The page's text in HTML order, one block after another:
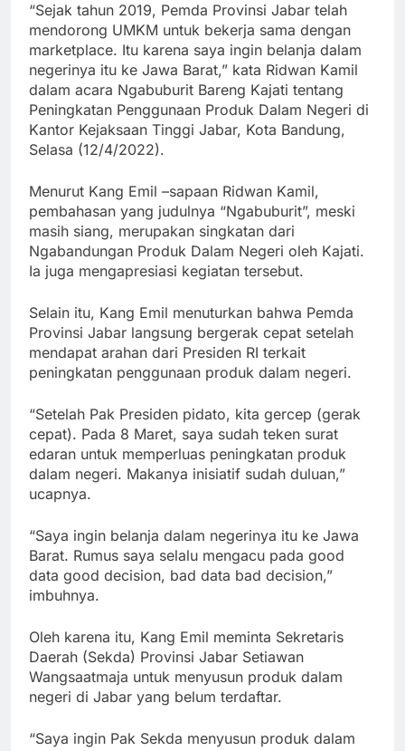
“Sejak tahun 2019, Pemda Provinsi Jabar telah
mendorong UMKM untuk bekerja sama dengan
marketplace. Itu karena saya ingin belanja dalam
negerinya itu ke Jawa Barat,” kata Ridwan Kamil
dalam acara Ngabuburit Bareng Kajati tentang
Peningkatan Penggunaan Produk Dalam Negeri di
Kantor Kejaksaan Tinggi Jabar, Kota Bandung,
Selasa (12/4/2022).
Menurut Kang Emil –sapaan Ridwan Kamil,
pembahasan yang judulnya “Ngabuburit”, meski
masih siang, merupakan singkatan dari
Ngabandungan Produk Dalam Negeri oleh Kajati.
Ia juga mengapresiasi kegiatan tersebut.
Selain itu, Kang Emil menuturkan bahwa Pemda
Provinsi Jabar langsung bergerak cepat setelah
mendapat arahan dari Presiden RI terkait
peningkatan penggunaan produk dalam negeri.
“Setelah Pak Presiden pidato, kita gercep (gerak
cepat). Pada 8 Maret, saya sudah teken surat
edaran untuk memperluas peningkatan produk
dalam negeri. Makanya inisiatif sudah duluan,”
ucapnya.
“Saya ingin belanja dalam negerinya itu ke Jawa
Barat. Rumus saya selalu mengacu pada good
data good decision, bad data bad decision,”
imbuhnya.
Oleh karena itu, Kang Emil meminta Sekretaris
Daerah (Sekda) Provinsi Jabar Setiawan
Wangsaatmaja untuk menyusun produk dalam
negeri di Jabar yang belum terdaftar.
“Saya ingin Pak Sekda menyusun produk dalam